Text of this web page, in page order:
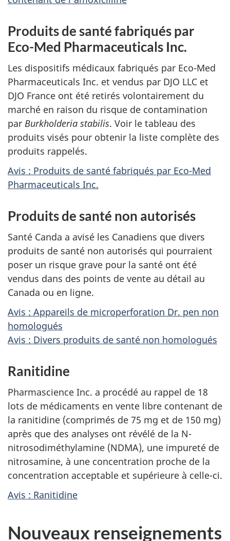
Produits de santé fabriqués par
Eco-Med Pharmaceuticals Inc.
Les dispositifs médicaux fabriqués par Eco-Med
Pharmaceuticals Inc. et vendus par DJO LLC et
DJO France ont été retirés volontairement du
marché en raison du risque de contamination
par Burkholderia stabilis. Voir le tableau des
produits visés pour obtenir la liste complète des
produits rappelés.
Avis : Produits de santé fabriqués par Eco-Med
Pharmaceuticals Inc.
Produits de santé non autorisés
Santé Canda a avisé les Canadiens que divers
produits de santé non autorisés qui pourraient
poser un risque grave pour la santé ont été
vendus dans des points de vente au détail au
Canada ou en ligne.
Avis : Appareils de microperforation Dr. pen non
homologués
Avis : Divers produits de santé non homologués
Ranitidine
Pharmascience Inc. a procédé au rappel de 18
lots de médicaments en vente libre contenant de
la ranitidine (comprimés de 75 mg et de 150 mg)
après que des analyses ont révélé de la N-
nitrosodiméthylamine (NDMA), une impureté de
nitrosamine, à une concentration proche de la
concentration acceptable et supérieure à celle-ci.
Avis : Ranitidine
Nouveaux renseignements